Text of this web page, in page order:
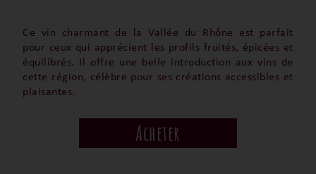
Ce vin charmant de la Vallée du Rhône est parfait
pour ceux qui apprécient les profils fruités, épicées et
équilibrés. Il offre une belle introduction aux vins de
cette région, célèbre pour ses créations accessibles et
plaisantes.
Acheter